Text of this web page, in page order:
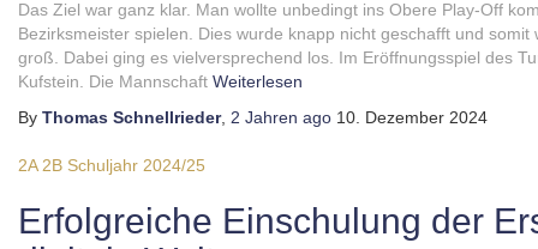
Das Ziel war ganz klar. Man wollte unbedingt ins Obere Play-Off
Bezirksmeister spielen. Dies wurde knapp nicht geschafft und
groß. Dabei ging es vielversprechend los. Im Eröffnungsspiel des
Kufstein. Die Mannschaft Weiterlesen
By Thomas Schnellrieder, 2 Jahren ago 10. Dezember 2024
2A 2B Schuljahr 2024/25
Erfolgreiche Einschulung der